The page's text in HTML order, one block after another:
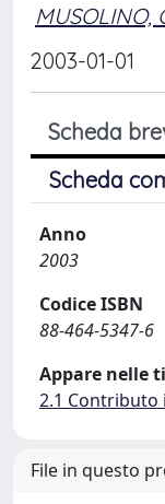
MUSOLINO,
2003-01-01
Scheda
Scheda
Anno
2003
Codice ISBN
88-464-5347-6
Appare nelle
2.1 Contributo
File in questo